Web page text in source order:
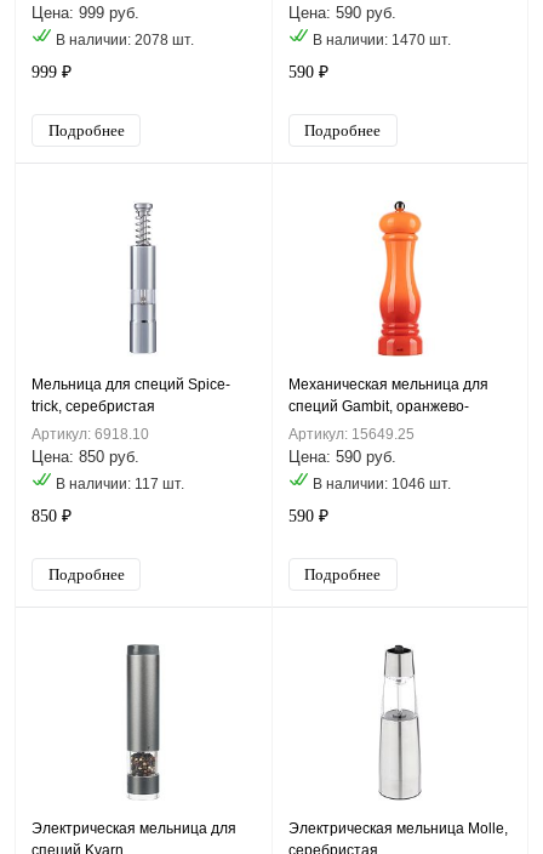
Цена: 999 руб.
В наличии: 2078 шт.
999 ₽
Подробнее
Цена: 590 руб.
В наличии: 1470 шт.
590 ₽
Подробнее
Мельница для специй Spice-
trick, серебристая
Артикул: 6918.10
Цена: 850 руб.
В наличии: 117 шт.
850 ₽
Подробнее
Механическая мельница для
специй Gambit, оранжево-
красная
Артикул: 15649.25
Цена: 590 руб.
В наличии: 1046 шт.
590 ₽
Подробнее
Электрическая мельница для
специй Kvarn
Электрическая мельница Molle,
серебристая